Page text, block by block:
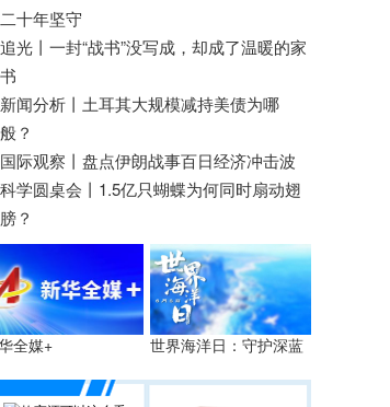
二十年坚守
追光丨 一封“战书”没写成，却成了温暖的家
书
新闻分析丨土耳其大规模减持美债为哪
般？
国际观察丨 盘点伊朗战事百日经济冲击波
科学圆桌会丨1.5亿只蝴蝶为何同时扇动翅
膀？
全媒+ 世界海洋日：守护深蓝